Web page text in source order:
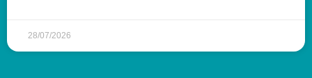
28/07/2026